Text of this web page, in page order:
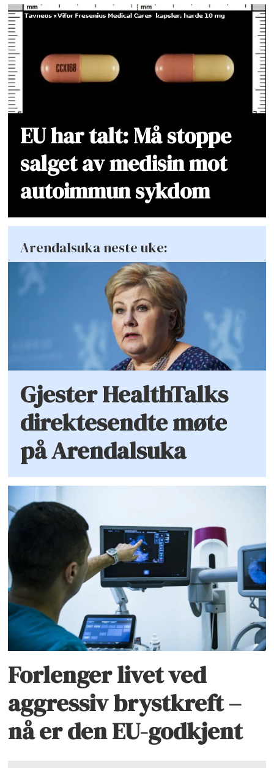
EU har talt: Må stoppe
salget av medisin mot
autoimmun sykdom
Arendalsuka neste uke:
Gjester HealthTalks
direktesendte møte
på Arendalsuka
Forlenger livet ved
aggressiv brystkreft –
nå er den EU-godkjent